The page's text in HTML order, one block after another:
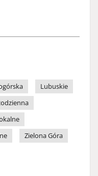
Lubuskie
Zielona Góra